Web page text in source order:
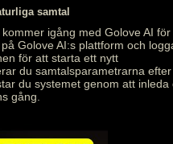
samtal
igång med Golove AI för
Golove AI:s plattform och
för att starta ett nytt
du samtalsparametrarna efter
du systemet genom att inleda
gång.